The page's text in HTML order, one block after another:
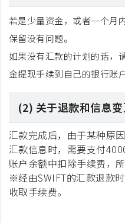
若是少量资金，或者一个月
保留没有问题。
如果没有汇款的计划的话
金提现手续到自己的银行账户
(2) 关于退款和信息
汇款完成后，由于某种原
汇款信息时，需要支付
账户余额中扣除手续费，
※经由SWIFT的汇款退款
收取手续费。